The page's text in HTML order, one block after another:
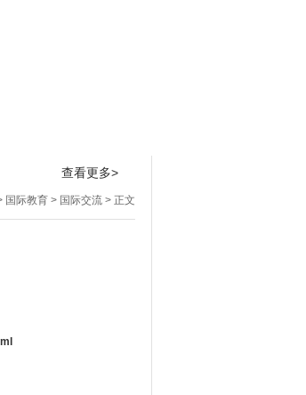
查看更多>
国际教育 > 国际交流 > 正文